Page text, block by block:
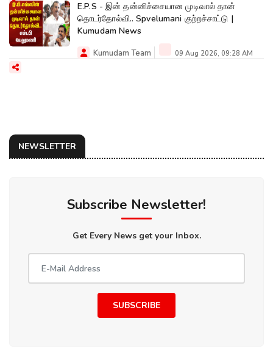
E.P.S - இன் தன்னிச்சையான முடிவால் தான்
தொடர்தோல்வி.. Spvelumani குற்றச்சாட்டு |
Kumudam News
Kumudam Team 09 Aug 2026, 09:28 AM
NEWSLETTER
Subscribe Newsletter!
Get Every News get your Inbox.
SUBSCRIBE